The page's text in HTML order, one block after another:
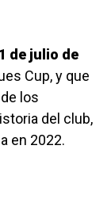
de julio de
Cup, y que
los
del club,
en 2022.